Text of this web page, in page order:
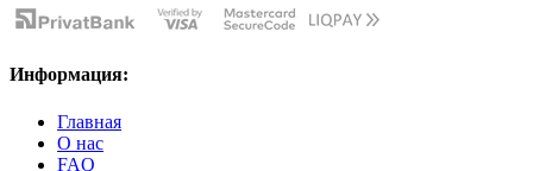
Информация:
Главная
О нас
FAQ